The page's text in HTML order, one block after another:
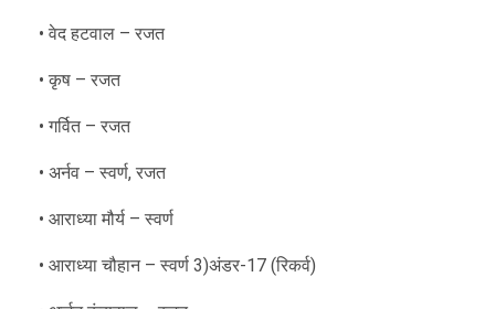
• वेद हटवाल – रजत
• कृष – रजत
• गर्वित – रजत
• अर्नव – स्वर्ण, रजत
• आराध्या मौर्य – स्वर्ण
• आराध्या चौहान – स्वर्ण 3)अंडर-17 (रिकर्व)